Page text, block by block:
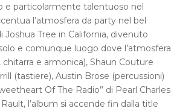
e particolarmente talentuoso nel
l’atmosfera da party nel bel
Tree in California, divenuto
e comunque luogo dove l’atmosfera
e armonica), Shaun Couture
(tastiere), Austin Brose (percussioni)
Of The Radio” di Pearl Charles
l’album si accende fin dalla title